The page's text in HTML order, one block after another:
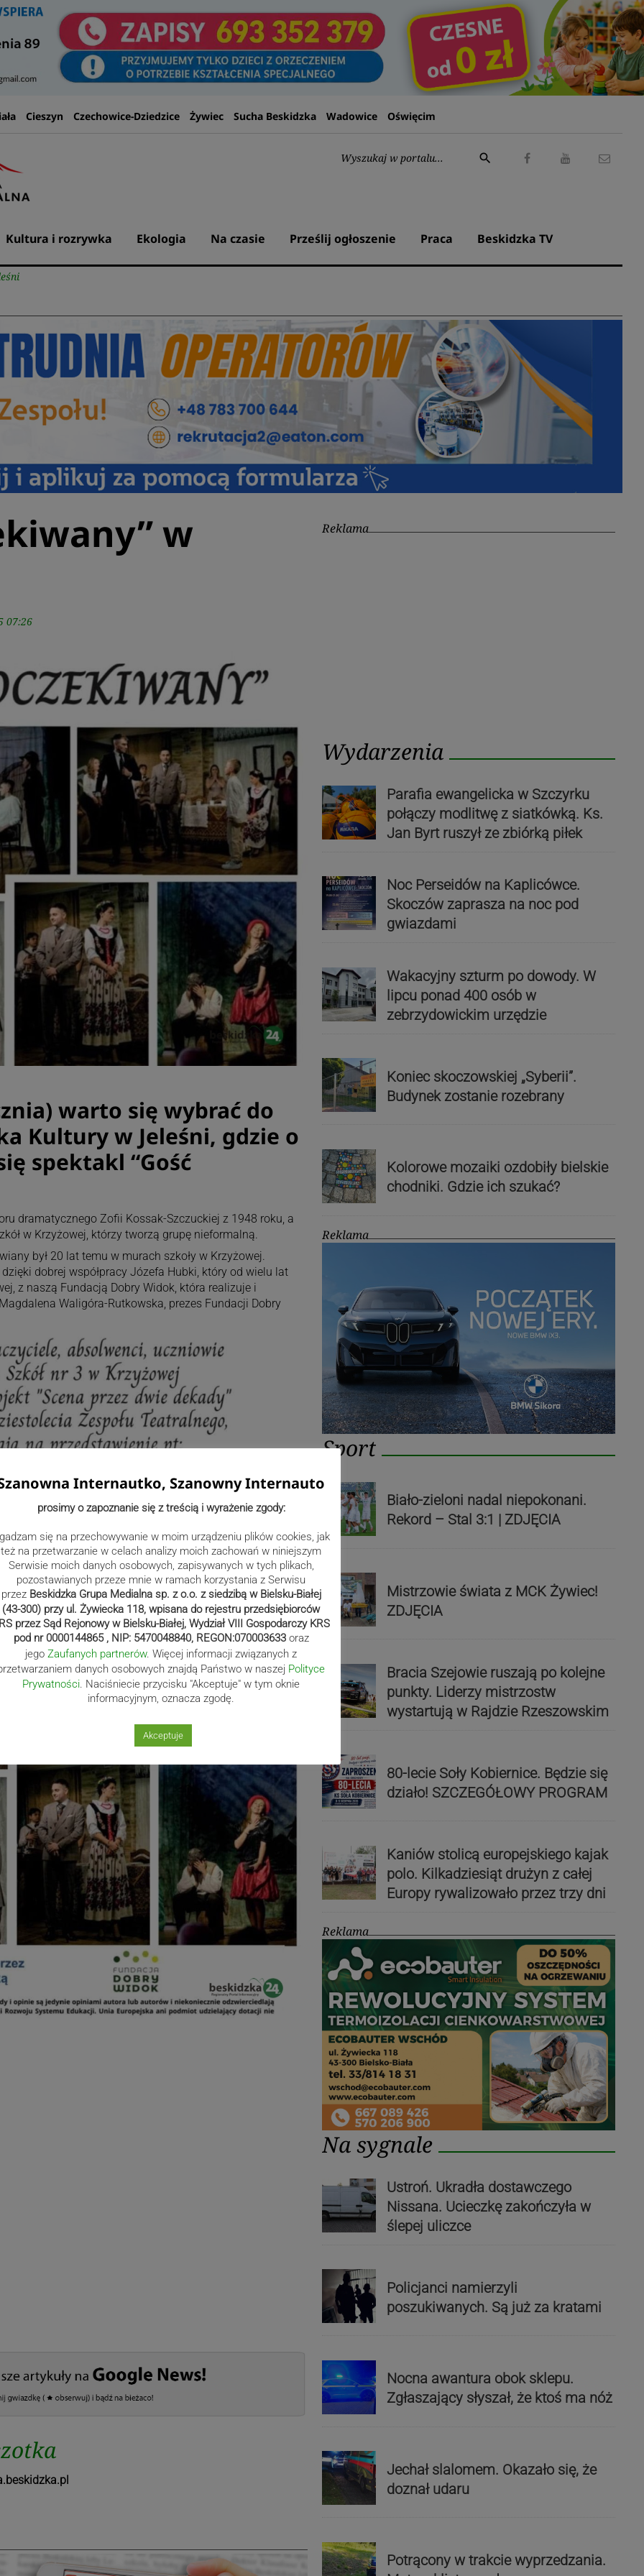
Cieszyn Czechowice-Dziedzice Żywiec Sucha Beskidzka Wadowice Oświęcim
Wyszukaj:
search
Kultura i rozrywka Ekologia Na czasie Prześlij ogłoszenie Praca Beskidzka TV
w
07:26
warto się wybrać do
Kultury w Jeleśni, gdzie o
spektakl “Gość
dramatycznego Zofii Kossak-Szczuckiej z 1948 roku, a
w Krzyżowej, którzy tworzą grupę nieformalną.
był 20 lat temu w murach szkoły w Krzyżowej.
dobrej współpracy Józefa Hubki, który od wielu lat
z naszą Fundacją Dobry Widok, która realizuje i
Waligóra-Rutkowska, prezes Fundacji Dobry
Reklama
Wydarzenia
Parafia ewangelicka w Szczyrku
połączy modlitwę z siatkówką. Ks.
Jan Byrt ruszył ze zbiórką piłek
Noc Perseidów na Kaplicówce.
Skoczów zaprasza na noc pod
gwiazdami
Wakacyjny szturm po dowody. W
lipcu ponad 400 osób w
zebrzydowickim urzędzie
Koniec skoczowskiej „Syberii”.
Budynek zostanie rozebrany
Kolorowe mozaiki ozdobiły bielskie
chodniki. Gdzie ich szukać?
Reklama
Sport
Biało-zieloni nadal niepokonani.
Rekord – Stal 3:1 | ZDJĘCIA
Mistrzowie świata z MCK Żywiec!
ZDJĘCIA
Bracia Szejowie ruszają po kolejne
punkty. Liderzy mistrzostw
wystartują w Rajdzie Rzeszowskim
80-lecie Soły Kobiernice. Będzie się
działo! SZCZEGÓŁOWY PROGRAM
Kaniów stolicą europejskiego kajak
polo. Kilkadziesiąt drużyn z całej
Europy rywalizowało przez trzy dni
Reklama
Na sygnale
Ustroń. Ukradła dostawczego
Nissana. Ucieczkę zakończyła w
ślepej uliczce
Policjanci namierzyli
poszukiwanych. Są już za kratami
Nocna awantura obok sklepu.
Zgłaszający słyszał, że ktoś ma nóż
Jechał slalomem. Okazało się, że
doznał udaru
Potrącony w trakcie wyprzedzania.
Internautko, Szanowny Internauto
prosimy o zapoznanie się z treścią i wyrażenie zgody:
się na przechowywanie w moim urządzeniu plików cookies, jak
też na przetwarzanie w celach analizy moich zachowań w niniejszym
Serwisie moich danych osobowych, zapisywanych w tych plikach,
pozostawianych przeze mnie w ramach korzystania z Serwisu
przez Beskidzka Grupa Medialna sp. z o.o. z siedzibą w Bielsku-Białej
(43-300) przy ul. Żywiecka 118, wpisana do rejestru przedsiębiorców
przez Sąd Rejonowy w Bielsku-Białej, Wydział VIII Gospodarczy KRS
pod nr 0000144865 , NIP: 5470048840, REGON:070003633 oraz
jego Zaufanych partnerów. Więcej informacji związanych z
danych osobowych znajdą Państwo w naszej Polityce
Prywatności . Naciśniecie przycisku "Akceptuje" w tym oknie
informacyjnym, oznacza zgodę.
Akceptuje